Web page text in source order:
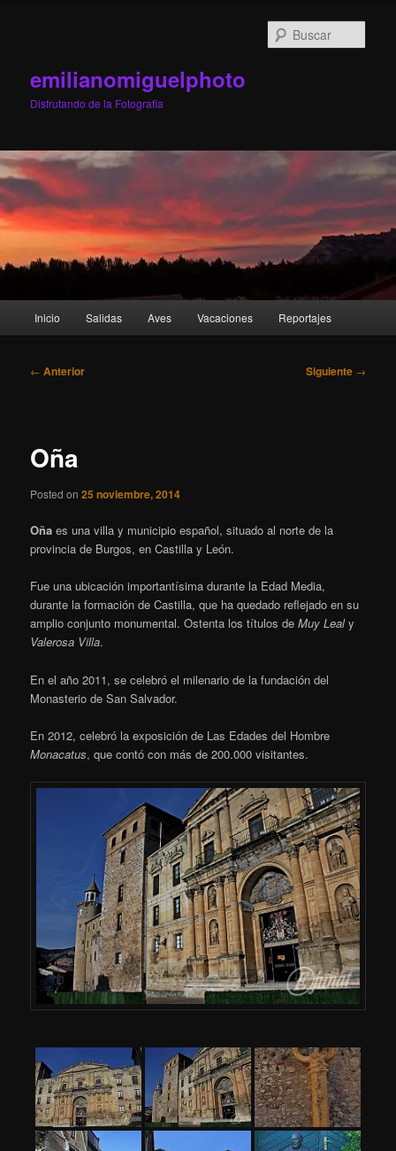
emilianomiguelphoto
Disfrutando de la Fotografía
Inicio Salidas Aves Vacaciones Reportajes
Navegación
← Anterior Siguiente →
Oña
Posted on25 noviembre, 2014
Oña es una villa y municipio español, situado al norte de la
provincia de Burgos, en Castilla y León.
Fue una ubicación importantísima durante la Edad Media,
durante la formación de Castilla, que ha quedado reflejado en su
amplio conjunto monumental. Ostenta los títulos deMuy Lealy
Valerosa Villa.
En el año 2011, se celebró el milenario de la fundación del
Monasterio de San Salvador.
En 2012, celebró la exposición de Las Edades del Hombre
Monacatus, que contó con más de 200.000 visitantes.